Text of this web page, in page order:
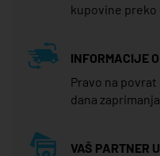
kupovine preko
INFORMACIJE
Pravo na povrat
dana
VAŠ PARTNER